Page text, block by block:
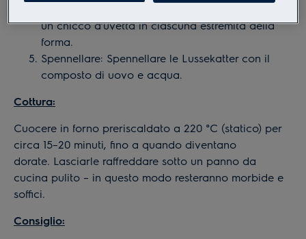
un chicco d’uvetta in ciascuna estremità della
forma.
Spennellare: Spennellare le Lussekatter con il
composto di uovo e acqua.
Cottura:
Cuocere in forno preriscaldato a 220 °C (statico) per
circa 15–20 minuti, fino a quando diventano
dorate. Lasciarle raffreddare sotto un panno da
cucina pulito – in questo modo resteranno morbide e
soffici.
Consiglio: